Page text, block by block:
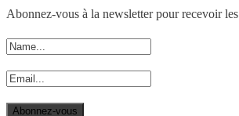
Abonnez-vous à la newsletter pour recevoir